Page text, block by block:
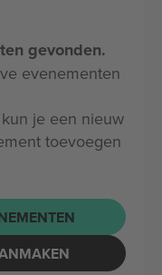
gevonden.
evenementen
je een nieuw
toevoegen